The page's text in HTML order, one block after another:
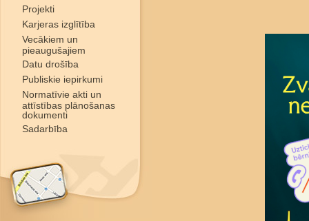
Projekti
Karjeras izglītība
Vecākiem un
pieaugušajiem
Datu drošība
Publiskie iepirkumi
Normatīvie akti un
attīstības plānošanas
dokumenti
Sadarbība